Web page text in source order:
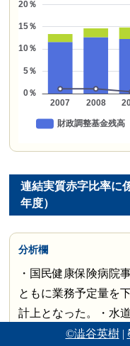
©澁谷英樹|
連結実質赤字比率に
年度）
分析欄
・国民健康保険病院
ともに業務予定量を
計上となった。・水
電の普及等に伴い給